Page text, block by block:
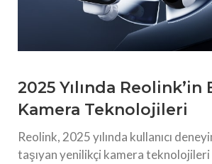
2025 Yılında
Kamera Teknolojileri
Reolink, 2025 yılında kullanıcı
taşıyan yenilikçi kamera